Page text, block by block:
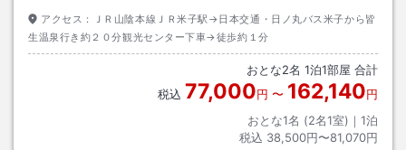
アクセス：
ＪＲ山陰本線ＪＲ米子駅→日本交通・日ノ丸バス米子から皆
生温泉行き約２０分観光センター下車→徒歩約１分
おとな2名 1泊1部屋 合計
税込 77,000円 〜 162,140円
おとな1名 (2名1室)｜ 1泊
税込 38,500円〜81,070円